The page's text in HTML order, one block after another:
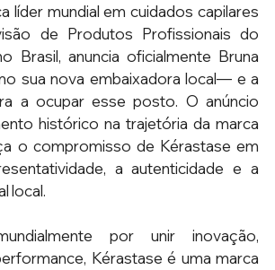
líder mundial em cuidados capilares
de Produtos Profissionais do
Brasil, anuncia oficialmente Bruna
sua nova embaixadora local— e a
a ocupar esse posto. O anúncio
histórico na trajetória da marca
o compromisso de Kérastase em
a autenticidade e a
local.
por unir inovação,
Kérastase é uma marca